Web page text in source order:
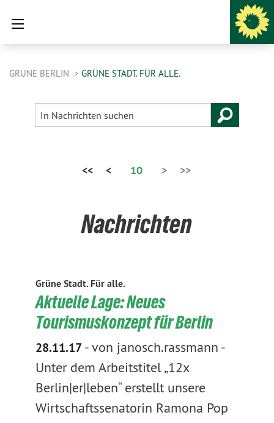
GRÜNE BERLIN GRÜNE STADT. FÜR ALLE.
<< < 10 > >>
Nachrichten
Grüne Stadt. Für alle.
Aktuelle Lage: Neues
Tourismuskonzept für Berlin
28.11.17-von janosch.rassmann -
Unter dem Arbeitstitel „12x
Berlin|er|leben“ erstellt unsere
Wirtschaftssenatorin Ramona Pop